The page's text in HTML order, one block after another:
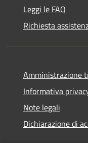
Leggi le FAQ
Richiesta
Amministrazione
Informativa
Note legali
Dichiarazione di